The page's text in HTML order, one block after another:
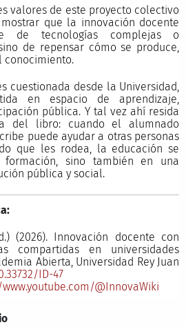
valores de este proyecto colectivo
que la innovación docente
de tecnologías complejas o
de repensar cómo se produce,
conocimiento.
cuestionada desde la Universidad,
en espacio de aprendizaje,
pública. Y tal vez ahí resida
del libro: cuando el alumnado
puede ayudar a otras personas
que les rodea, la educación se
sino también en una
pública y social.
(2026). Innovación docente con
compartidas en universidades
Abierta, Universidad Rey Juan
ID-47
@InnovaWiki